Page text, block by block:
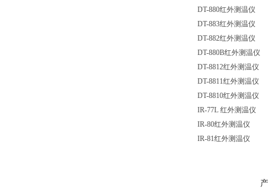
DT-880红外测温仪
DT-883红外测温仪
DT-882红外测温仪
DT-880B红外测温仪
DT-8812红外测温仪
DT-8811红外测温仪
DT-8810红外测温仪
IR-77L 红外测温仪
IR-80红外测温仪
IR-81红外测温仪